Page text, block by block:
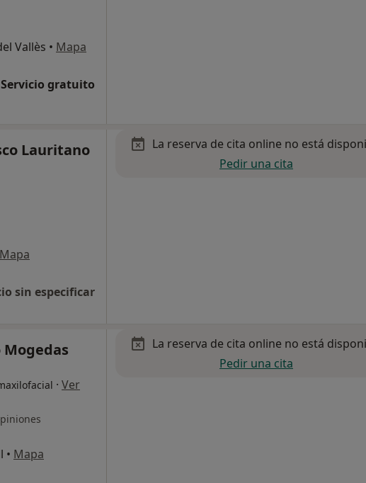
Vallès • Mapa
Servicio gratuito
Lauritano
Mapa
sin especificar
La reserva de cita online no está
Pedir una cita
Mogedas
· Ver
• Mapa
La reserva de cita online no está
Pedir una cita